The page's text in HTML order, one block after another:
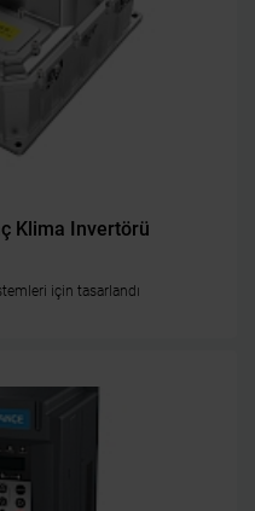
Klima Invertörü
için tasarlandı